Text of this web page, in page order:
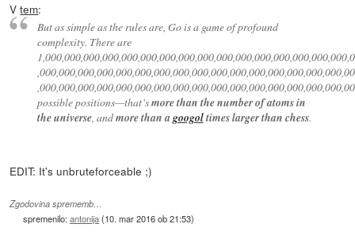
Vtem:
But as simple as the rules are, Go is a game of profound
complexity. There are
possible positions—that’smore than the number of atoms in
the universe, andmore than a googoltimes larger than chess.
EDIT: It's unbruteforceable ;)
Zgodovina sprememb…
spremenilo:antonija(10. mar 2016 ob 21:53)